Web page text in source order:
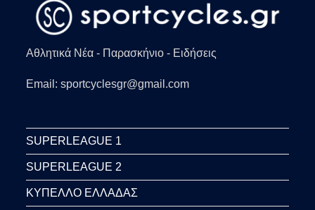
Αθλητικά Νέα - Παρασκήνιο - Ειδήσεις
Email: sportcyclesgr@gmail.com
SUPERLEAGUE 1
SUPERLEAGUE 2
ΚΥΠΕΛΛΟ ΕΛΛΑΔΑΣ